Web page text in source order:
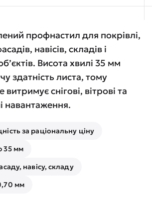
профнастил для покрівлі,
навісів, складів і
Висота хвилі 35 мм
здатність листа, тому
снігові, вітрові та
навантаження.
за раціональну ціну
35 мм
навісу, складу
мм